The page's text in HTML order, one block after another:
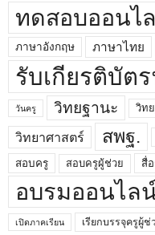
ทดสอบออนไ
ภาษาอังกฤษ ภาษาไทย
รับเกียรติบัต
วันครู วิทยฐานะ วิท
วิทยาศาสตร์ สพฐ.
สอบครู สอบครูผู้ช่วย สื่
อบรมออนไล
เปิดภาคเรียน เรียกบรรจุครูผู้ช่